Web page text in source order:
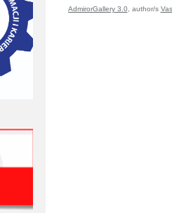
AdmirorGallery 3.0, author/s